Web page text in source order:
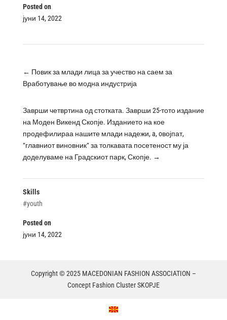
Posted on
јуни 14, 2022
← Повик за млади лица за учество на саем за
Вработување во модна индустрија
Заврши четвртина од стотката. Заврши 25-тото издание
на Моден Викенд Скопје. Изданието на кое
продефилираа нашите млади надежи, a, oвојпат,
“главниот виновник“ за толкавата посетеност му ја
доделуваме на Градскиот парк, Скопје. →
Skills
#youth
Posted on
јуни 14, 2022
Copyright © 2025 MACEDONIAN FASHION ASSOCIATION –
Concept Fashion Cluster SKOPJE